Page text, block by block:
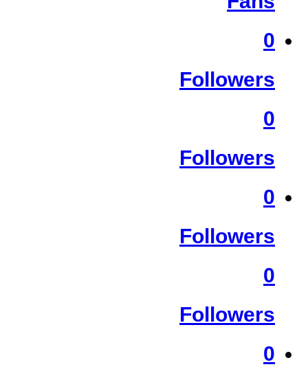
0
Followers
0
Followers
0
Followers
0
Followers
0